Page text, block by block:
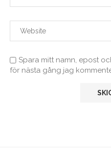
Spara mitt namn, epost
för nästa gång jag